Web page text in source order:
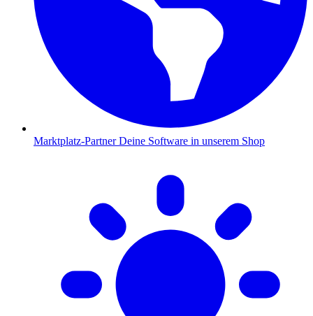
Marktplatz-Partner Deine Software in unserem Shop